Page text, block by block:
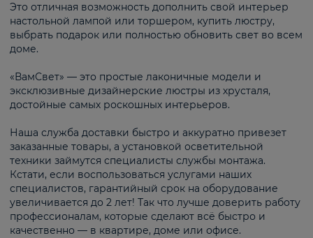
Это отличная возможность дополнить свой интерьер
настольной лампой или торшером, купить люстру,
выбрать подарок или полностью обновить свет во всем
доме.
«ВамСвет» — это простые лаконичные модели и
эксклюзивные дизайнерские люстры из хрусталя,
достойные самых роскошных интерьеров.
Наша служба доставки быстро и аккуратно привезет
заказанные товары, а установкой осветительной
техники займутся специалисты службы монтажа.
Кстати, если воспользоваться услугами наших
специалистов, гарантийный срок на оборудование
увеличивается до 2 лет! Так что лучше доверить работу
профессионалам, которые сделают всё быстро и
качественно — в квартире, доме или офисе.